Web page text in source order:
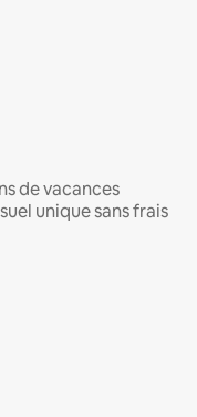
de vacances
unique sans frais